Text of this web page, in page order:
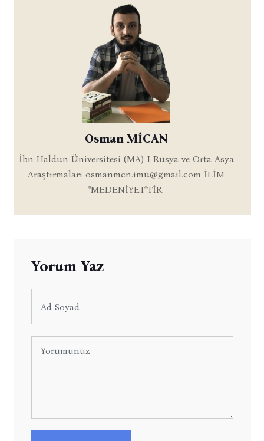
Osman MİCAN
İbn Haldun Üniversitesi (MA) I Rusya ve Orta Asya
Araştırmaları osmanmcn.imu@gmail.com İLİM
''MEDENİYET''TİR.
Yorum Yaz